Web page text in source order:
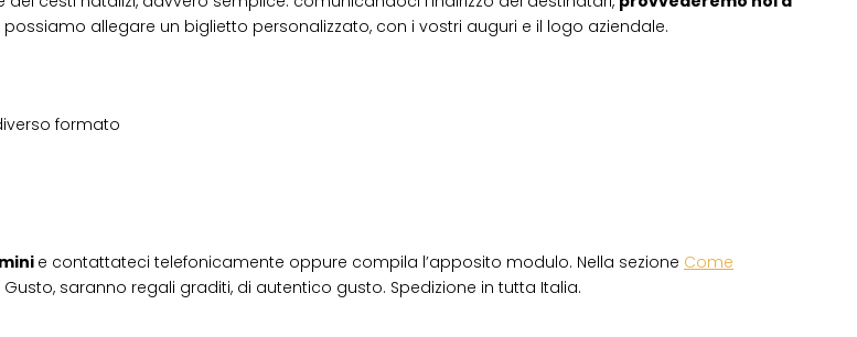
possiamo allegare un biglietto personalizzato, con i vostri auguri e il logo aziendale.
formato
e contattateci telefonicamente oppure compila l’apposito modulo. Nella sezione Come
Gusto, saranno regali graditi, di autentico gusto. Spedizione in tutta Italia.